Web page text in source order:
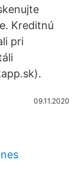
Kreditnú
pri
09.11.2020